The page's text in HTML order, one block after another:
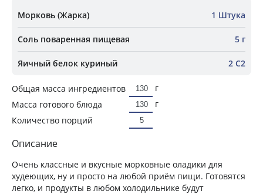
Морковь (Жарка) 1 Штука
Соль поваренная пищевая 5 г
Яичный белок куриный 2 С2
Общая масса ингредиентов
г
Масса готового блюда
г
Количество порций
Описание
Очень классные и вкусные морковные оладики для
худеющих, ну и просто на любой приём пищи. Готовятся
легко, и продукты в любом холодильнике будут